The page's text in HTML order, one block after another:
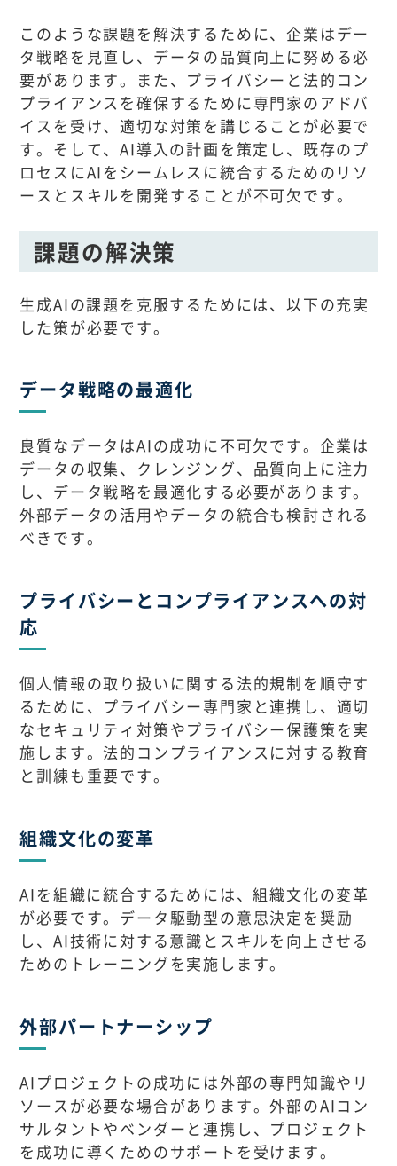
このような課題を解決するために、企業はデー
タ戦略を見直し、データの品質向上に努める必
要があります。また、プライバシーと法的コン
プライアンスを確保するために専門家のアドバ
イスを受け、適切な対策を講じることが必要で
す。そして、AI導入の計画を策定し、既存のプ
ロセスにAIをシームレスに統合するためのリソ
ースとスキルを開発することが不可欠です。
課題の解決策
生成AIの課題を克服するためには、以下の充実
した策が必要です。
データ戦略の最適化
良質なデータはAIの成功に不可欠です。企業は
データの収集、クレンジング、品質向上に注力
し、データ戦略を最適化する必要があります。
外部データの活用やデータの統合も検討される
べきです。
プライバシーとコンプライアンスへの対
応
個人情報の取り扱いに関する法的規制を順守す
るために、プライバシー専門家と連携し、適切
なセキュリティ対策やプライバシー保護策を実
施します。法的コンプライアンスに対する教育
と訓練も重要です。
組織文化の変革
AIを組織に統合するためには、組織文化の変革
が必要です。データ駆動型の意思決定を奨励
し、AI技術に対する意識とスキルを向上させる
ためのトレーニングを実施します。
外部パートナーシップ
AIプロジェクトの成功には外部の専門知識やリ
ソースが必要な場合があります。外部のAIコン
サルタントやベンダーと連携し、プロジェクト
を成功に導くためのサポートを受けます。